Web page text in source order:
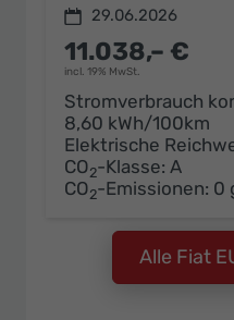
29.06.2026
11.038,– €
incl. 19% MwSt.
Stromverbrauch
8,60 kWh/100km
Elektrische
CO2-Klasse: A
CO2-Emissionen: 0
Alle Fiat